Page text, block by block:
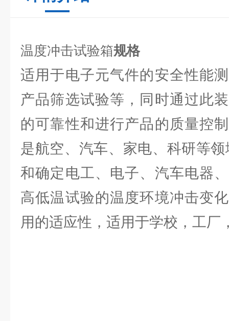
温度冲击试验箱规格
适用于电子元气件的安全性能
产品筛选试验等，同时通过此
的可靠性和进行产品的质量控
是航空、汽车、家电、科研等
和确定电工、电子、汽车电器
高低温试验的温度环境冲击变
用的适应性，适用于学校，工厂